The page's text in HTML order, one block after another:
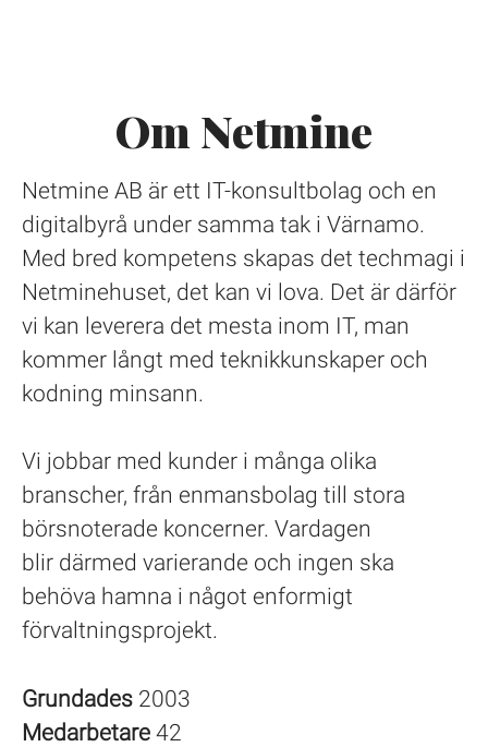
Om Netmine
Netmine AB är ett IT-konsultbolag och en
digitalbyrå under samma tak i Värnamo.
Med bred kompetens skapas det techmagi i
Netminehuset, det kan vi lova. Det är därför
vi kan leverera det mesta inom IT, man
kommer långt med teknikkunskaper och
kodning minsann.
Vi jobbar med kunder i många olika
branscher, från enmansbolag till stora
börsnoterade koncerner. Vardagen
blir därmed varierande och ingen ska
behöva hamna i något enformigt
förvaltningsprojekt.
Grundades 2003
Medarbetare 42